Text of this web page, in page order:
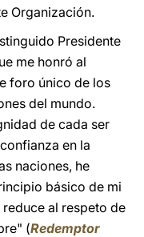
Organización.
Presidente
me honró al
foro único de los
del mundo.
de cada ser
en la
naciones, he
básico de mi
al respeto de
(Redemptor